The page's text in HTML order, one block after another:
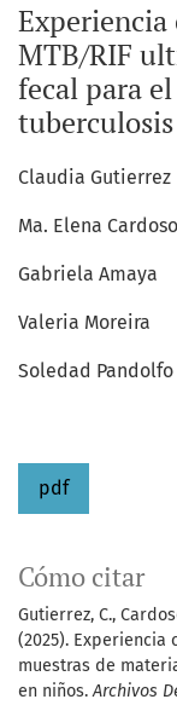
Experiencia
MTB/RIF
fecal para
Claudia Gutierrez
Ma. Elena Cardoso
Gabriela Amaya
Valeria Moreira
Soledad Pandolfo
pdf
Cómo citar
Gutierrez, C.,
(2025). Experiencia
muestras de
en niños.Archivos